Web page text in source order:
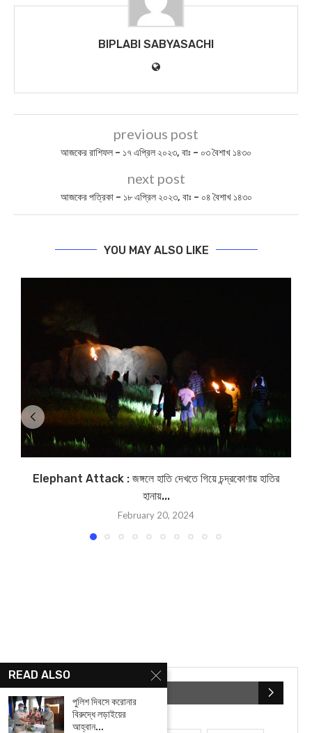
BIPLABI SABYASACHI
previous post
আজকের রাশিফল – ১৭ এপ্রিল ২০২৩, বাঃ – ০৩ বৈশাখ ১৪৩০
next post
আজকের পত্রিকা – ১৮ এপ্রিল ২০২৩, বাঃ – ০৪ বৈশাখ ১৪৩০
YOU MAY ALSO LIKE
Elephant Attack : জঙ্গলে হাতি দেখতে গিয়ে চন্দ্রকোণায় হাতির
হানায়...
February 20, 2024
READ ALSO
পুলিশ দিবসে করোনার
বিরুদ্ধে লড়াইয়ের
আহ্বান...